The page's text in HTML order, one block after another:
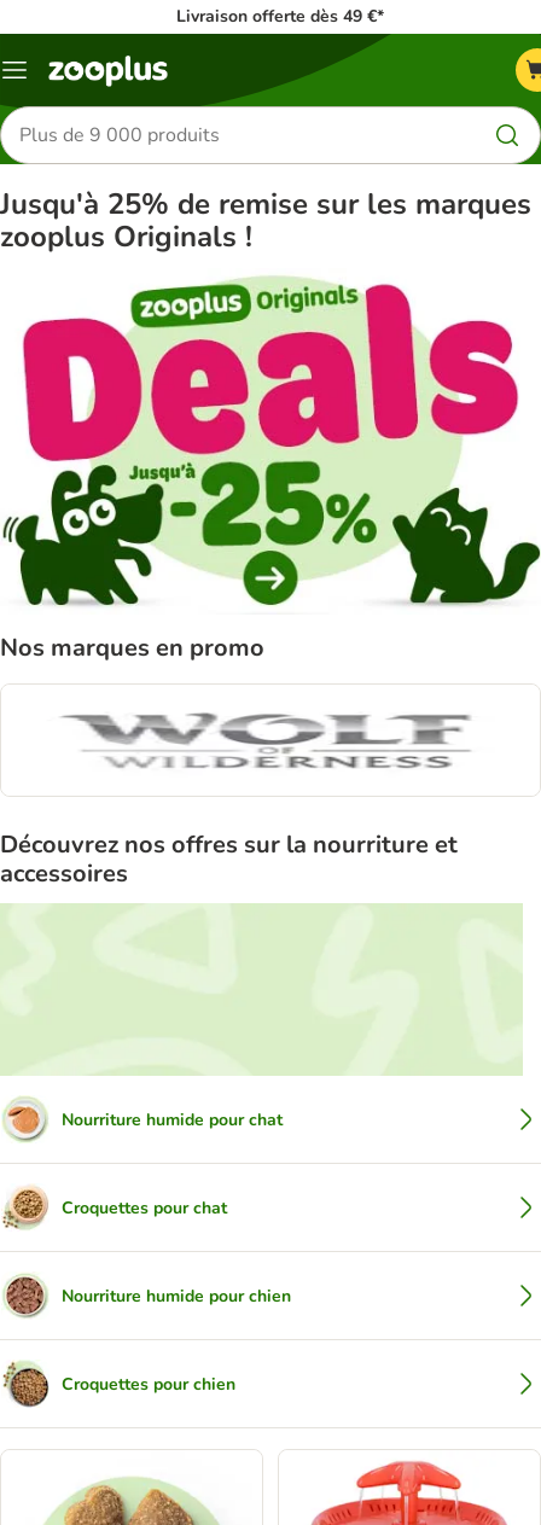
Livraison offerte dès 49 €*
Menu
Rechercher
des
produits
Jusqu'à 25% de remise sur les marques
zooplus Originals !
Nos marques en promo
Découvrez nos offres sur la nourriture et
accessoires
Nourriture humide pour chat
Croquettes pour chat
Nourriture humide pour chien
Croquettes pour chien